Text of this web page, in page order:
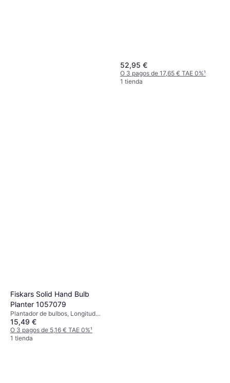
52,95 €
O 3 pagos de 17,65 € TAE 0%¹
1 tienda
Fiskars Solid Hand Bulb
Planter 1057079
Plantador de bulbos, Longitud
24.3 cm
15,49 €
O 3 pagos de 5,16 € TAE 0%¹
1 tienda